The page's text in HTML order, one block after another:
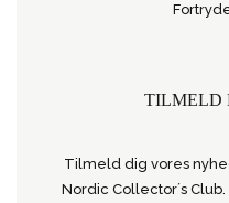
TILMELD
Tilmeld dig vores
Nordic Collector´s